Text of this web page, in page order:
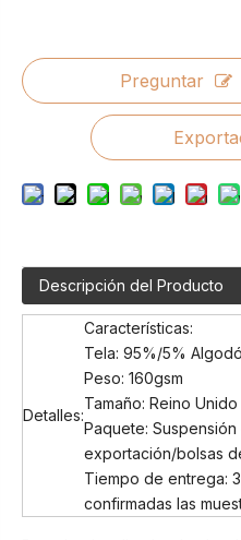
Preguntar
Descripción del Producto
Detalles:
Características:
Tela: 95%/5%
Peso: 160gsm
Tamaño: Reino
Paquete:
exportación/bolsas
Tiempo de entrega:
confirmadas las